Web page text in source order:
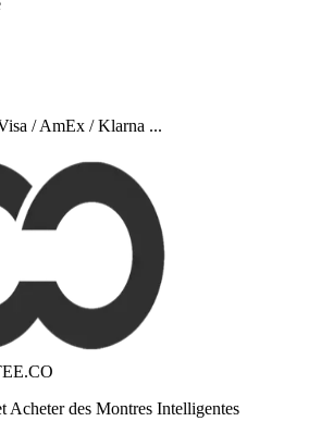
/ AmEx / Klarna ...
Acheter des Montres Intelligentes